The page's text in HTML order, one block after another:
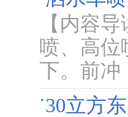
【内容
喷、高位
下。前冲
30立方